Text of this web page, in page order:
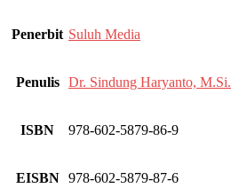
Penerbit Suluh Media
Penulis Dr. Sindung Haryanto, M.Si.
ISBN 978-602-5879-86-9
EISBN 978-602-5879-87-6